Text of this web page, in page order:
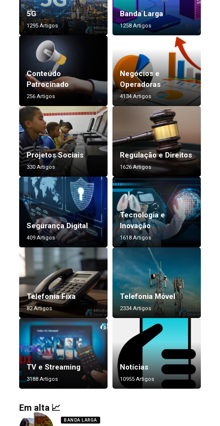
5G
1295 Artigos
Banda Larga
1258 Artigos
Conteúdo
Patrocinado
256 Artigos
Negócios e
Operadoras
4134 Artigos
Projetos Sociais
330 Artigos
Regulação e Direitos
1626 Artigos
Segurança Digital
409 Artigos
Tecnologia e
Inovação
1618 Artigos
Telefonia Fixa
82 Artigos
Telefonia Móvel
2334 Artigos
TV e Streaming
3188 Artigos
Notícias
10955 Artigos
Em alta 📈
BANDA LARGA